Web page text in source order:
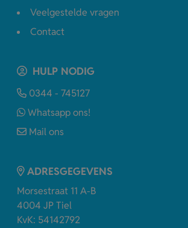
Veelgestelde vragen
Contact
HULP NODIG
0344 - 745127
Whatsapp ons!
Mail ons
ADRESGEGEVENS
Morsestraat 11 A-B
4004 JP Tiel
KvK: 54142792